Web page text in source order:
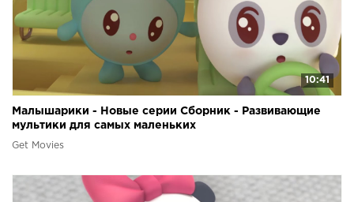
10:41
Малышарики - Новые серии Сборник - Развивающие
мультики для самых маленьких
Get Movies